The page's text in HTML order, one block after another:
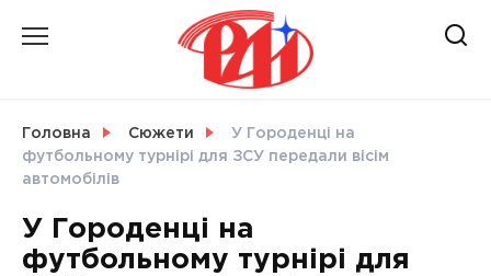
СВІТ
Головна Сюжети
У Городенці на
футбольному турнірі для ЗСУ передали вісім
автомобілів
У Городенці на
футбольному турнірі для